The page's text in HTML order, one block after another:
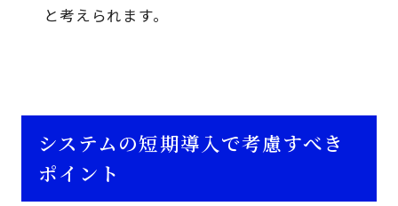
と考えられます。
システムの短期導入で考慮すべき
ポイント